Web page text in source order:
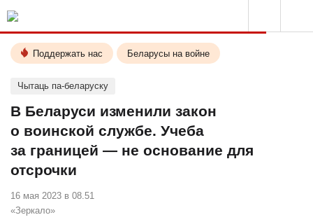
Поддержать нас Беларусы на войне
Чытаць па-беларуску
В Беларуси изменили закон
о воинской службе. Учеба
за границей — не основание для
отсрочки
16 мая 2023 в 08.51
«Зеркало»